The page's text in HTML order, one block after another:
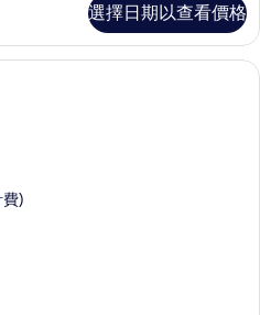
選擇日期以查看價格
雙人或雙床房, 公園景觀 | 高級寢具、
)